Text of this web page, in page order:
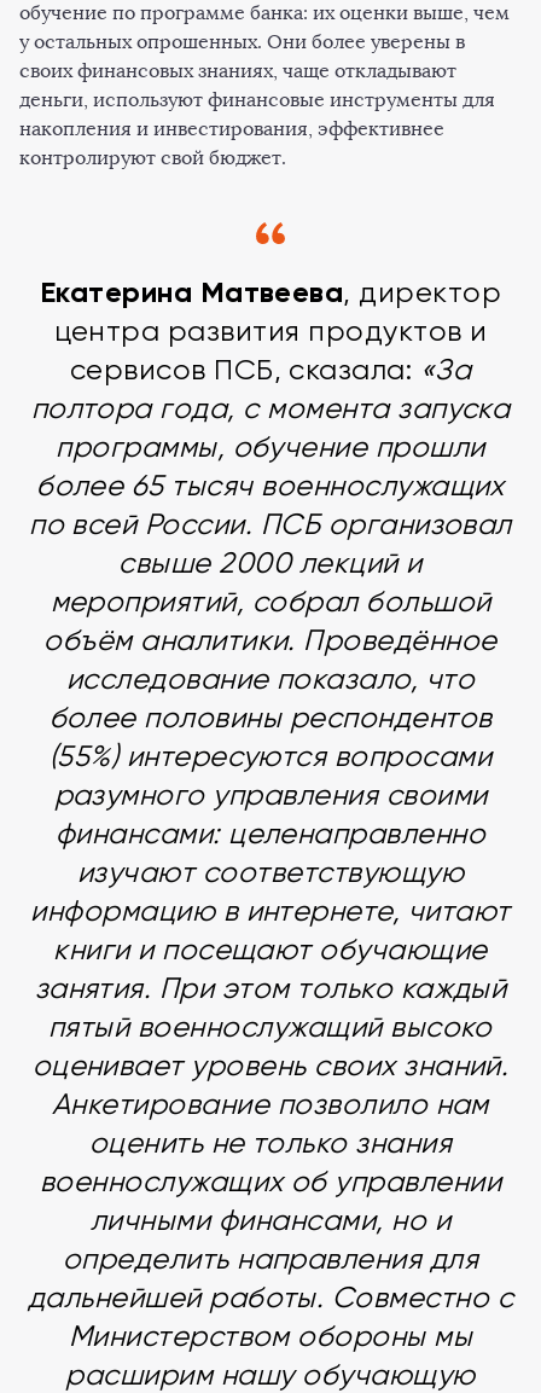
обучение по программе банка: их оценки выше, чем
у остальных опрошенных. Они более уверены в
своих финансовых знаниях, чаще откладывают
деньги, используют финансовые инструменты для
накопления и инвестирования, эффективнее
контролируют свой бюджет.
Екатерина Матвеева, директор
центра развития продуктов и
сервисов ПСБ, сказала: «За
полтора года, с момента запуска
программы, обучение прошли
более 65 тысяч военнослужащих
по всей России. ПСБ организовал
свыше 2000 лекций и
мероприятий, собрал большой
объём аналитики. Проведённое
исследование показало, что
более половины респондентов
(55%) интересуются вопросами
разумного управления своими
финансами: целенаправленно
изучают соответствующую
информацию в интернете, читают
книги и посещают обучающие
занятия. При этом только каждый
пятый военнослужащий высоко
оценивает уровень своих знаний.
Анкетирование позволило нам
оценить не только знания
военнослужащих об управлении
личными финансами, но и
определить направления для
дальнейшей работы. Совместно с
Министерством обороны мы
расширим нашу обучающую